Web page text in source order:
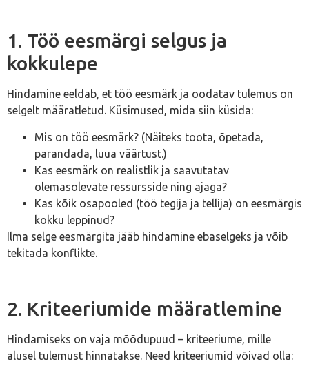
1. Töö eesmärgi selgus ja
kokkulepe
Hindamine eeldab, et töö eesmärk ja oodatav tulemus on
selgelt määratletud. Küsimused, mida siin küsida:
Mis on töö eesmärk? (Näiteks toota, õpetada,
parandada, luua väärtust.)
Kas eesmärk on realistlik ja saavutatav
olemasolevate ressursside ning ajaga?
Kas kõik osapooled (töö tegija ja tellija) on eesmärgis
kokku leppinud?
Ilma selge eesmärgita jääb hindamine ebaselgeks ja võib
tekitada konflikte.
2. Kriteeriumide määratlemine
Hindamiseks on vaja mõõdupuud – kriteeriume, mille
alusel tulemust hinnatakse. Need kriteeriumid võivad olla: